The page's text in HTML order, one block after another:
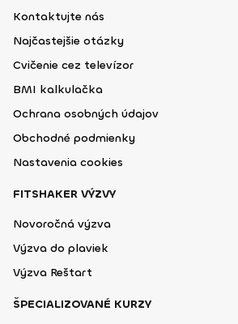
Kontaktujte nás
Najčastejšie otázky
Cvičenie cez televízor
BMI kalkulačka
Ochrana osobných údajov
Obchodné podmienky
Nastavenia cookies
FITSHAKER VÝZVY
Novoročná výzva
Výzva do plaviek
Výzva Reštart
ŠPECIALIZOVANÉ KURZY